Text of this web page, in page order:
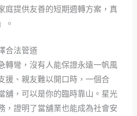
庭提供友善的短期週轉方案，真
。
合法管道
轉彎，沒有人能保證永遠一帆風
援、親友難以開口時，一個合
舖，可以是你的臨時靠山。星光
，證明了當舖業也能成為社會安